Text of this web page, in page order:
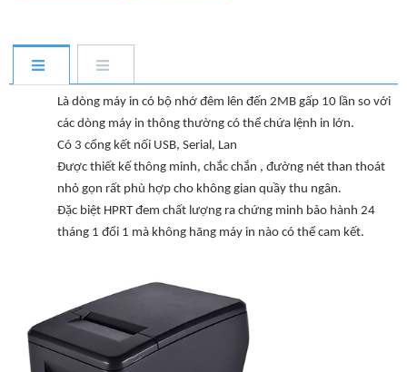
Là dòng máy in có bộ nhớ đêm lên đến 2MB gấp 10 lần so với
các dòng máy in thông thường có thể chứa lệnh in lớn.
Có 3 cổng kết nối USB, Serial, Lan
Được thiết kế thông minh, chắc chắn , đường nét than thoát
nhỏ gọn rất phù hợp cho không gian quầy thu ngân.
Đặc biệt HPRT đem chất lượng ra chứng minh bảo hành 24
tháng 1 đổi 1 mà không hãng máy in nào có thể cam kết.